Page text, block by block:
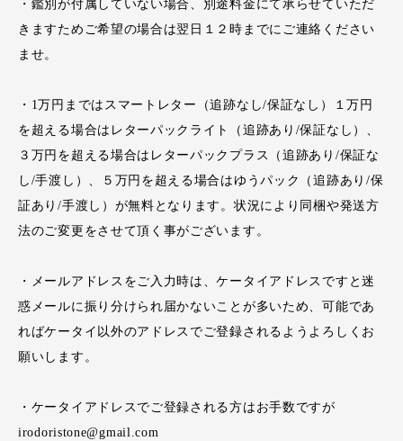
・鑑別が付属していない場合、別途料金にて承らせていただ
きますためご希望の場合は翌日１２時までにご連絡ください
ませ。
・1万円まではスマートレター（追跡なし/保証なし）１万円
を超える場合はレターパックライト（追跡あり/保証なし）、
３万円を超える場合はレターパックプラス（追跡あり/保証な
し/手渡し）、５万円を超える場合はゆうパック（追跡あり/保
証あり/手渡し）が無料となります。状況により同梱や発送方
法のご変更をさせて頂く事がございます。
・メールアドレスをご入力時は、ケータイアドレスですと迷
惑メールに振り分けられ届かないことが多いため、可能であ
ればケータイ以外のアドレスでご登録されるようよろしくお
願いします。
・ケータイアドレスでご登録される方はお手数ですが
irodoristone@gmail.com